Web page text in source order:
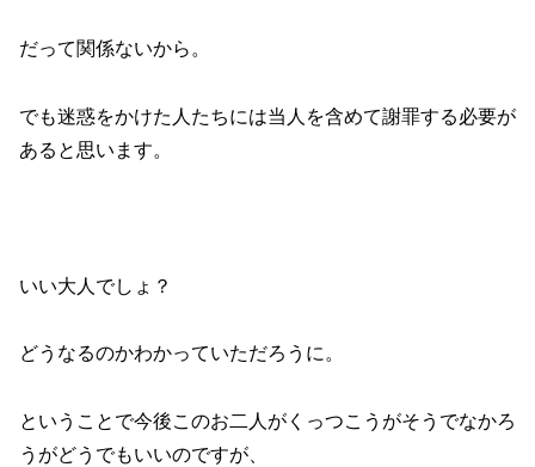
だって関係ないから。
でも迷惑をかけた人たちには当人を含めて謝罪する必要が
あると思います。
いい大人でしょ？
どうなるのかわかっていただろうに。
ということで今後このお二人がくっつこうがそうでなかろ
うがどうでもいいのですが、